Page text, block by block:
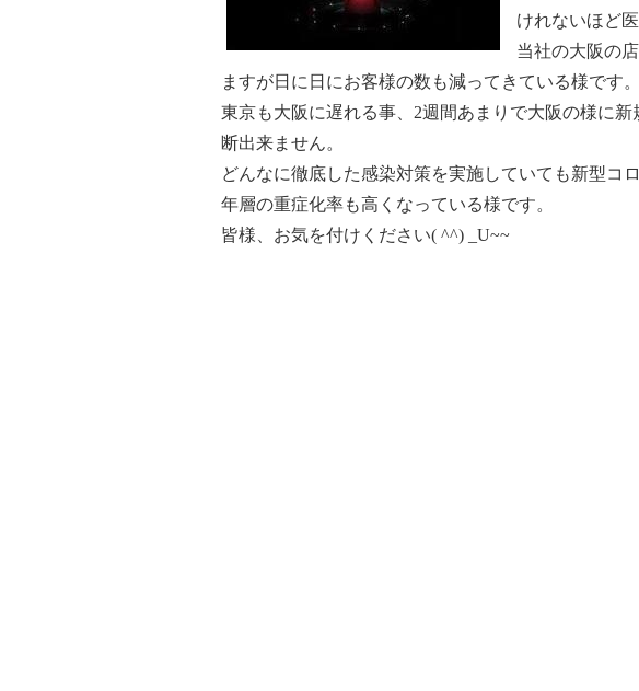
けれないほど
当社の大阪の
ますが日に日にお客様の数も減ってきている様です。
東京も大阪に遅れる事、2週間あまりで大阪の様に
断出来ません。
どんなに徹底した感染対策を実施していても新型コ
年層の重症化率も高くなっている様です。
皆様、お気を付けください( ^^) _U~~